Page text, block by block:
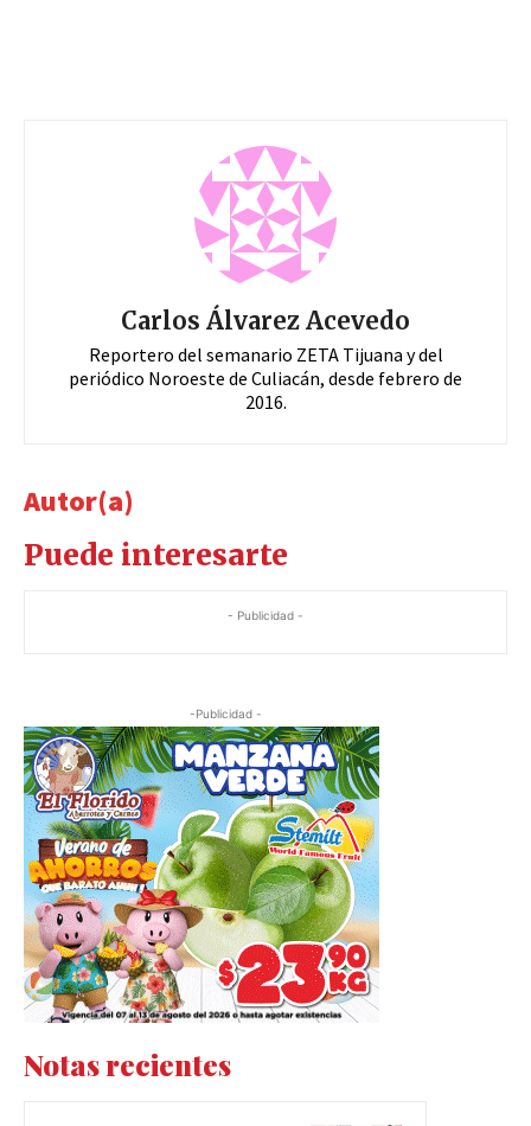
Carlos Álvarez Acevedo
Reportero del semanario ZETA Tijuana y del
periódico Noroeste de Culiacán, desde febrero de
2016.
Autor(a)
Puede interesarte
- Publicidad -
-Publicidad -
Notas recientes